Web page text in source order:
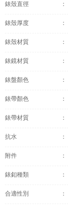
錶殼直徑 ：
錶殼厚度 ：
錶殼材質 ：
錶鏡材質 ：
錶盤顏色 ：
錶帶顏色 ：
錶帶材質 ：
抗水 ：
附件 ：
錶釦種類 ：
合適性別 ：